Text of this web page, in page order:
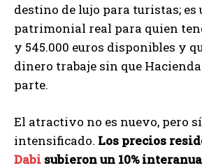
destino de lujo para turistas;
patrimonial real para quien
y 545.000 euros disponibles y
dinero trabaje sin que
parte.
El atractivo no es nuevo, pero
intensificado. Los precios
Dabi subieron un 10%